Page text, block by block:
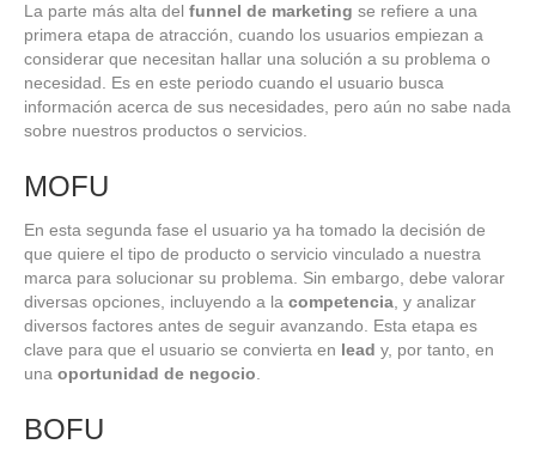
La parte más alta del funnel de marketing se refiere a una
primera etapa de atracción, cuando los usuarios empiezan a
considerar que necesitan hallar una solución a su problema o
necesidad. Es en este periodo cuando el usuario busca
información acerca de sus necesidades, pero aún no sabe nada
sobre nuestros productos o servicios.
MOFU
En esta segunda fase el usuario ya ha tomado la decisión de
que quiere el tipo de producto o servicio vinculado a nuestra
marca para solucionar su problema. Sin embargo, debe valorar
diversas opciones, incluyendo a la competencia , y analizar
diversos factores antes de seguir avanzando. Esta etapa es
clave para que el usuario se convierta en lead y, por tanto, en
una oportunidad de negocio
BOFU